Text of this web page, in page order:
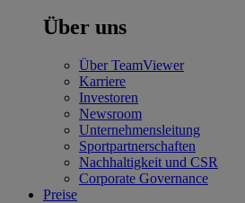
Über uns
Über TeamViewer
Karriere
Investoren
Newsroom
Unternehmensleitung
Sportpartnerschaften
Nachhaltigkeit und CSR
Corporate Governance
Preise